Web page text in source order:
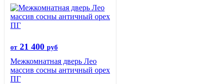
от 21 400 руб
Межкомнатная дверь Лео
массив сосны античный орех
ПГ